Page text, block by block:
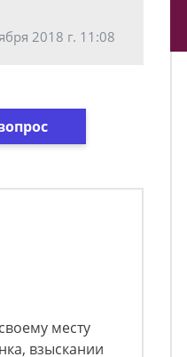
2018 г. 11:08
месту
взыскании